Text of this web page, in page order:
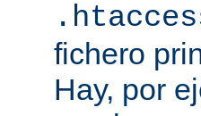
fichero
Hay, por